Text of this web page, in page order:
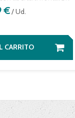
€/ Ud.
CARRITO